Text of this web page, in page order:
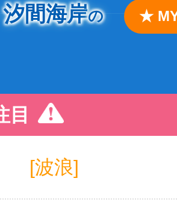
間海岸の
★
目
[波浪]